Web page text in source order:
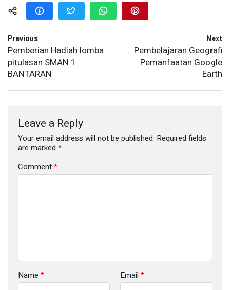
Previous
Pemberian Hadiah lomba
pitulasan SMAN 1
BANTARAN
Next
Pembelajaran Geografi
Pemanfaatan Google
Earth
Leave a Reply
Your email address will not be published. Required fields
are marked *
Comment*
Name * Email *